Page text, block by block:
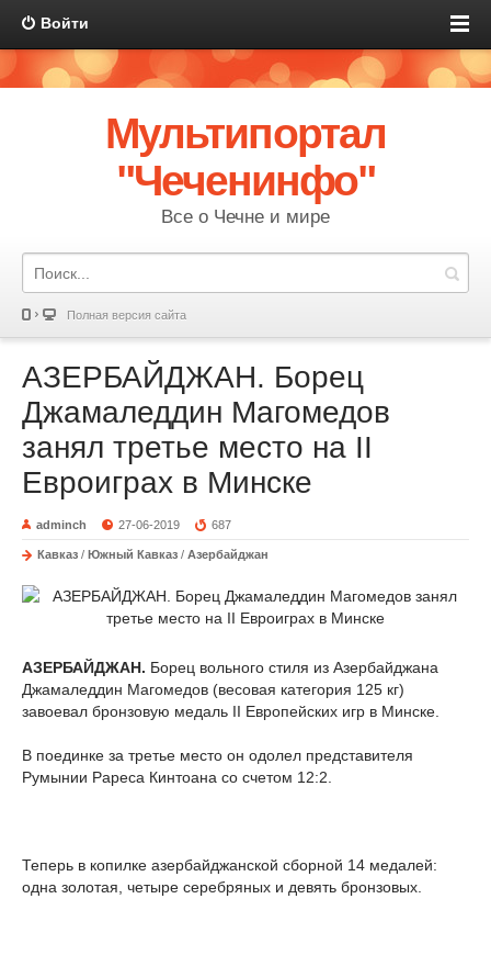
Войти
Мультипортал
"Чеченинфо"
Все о Чечне и мире
Полная версия сайта
АЗЕРБАЙДЖАН. Борец
Джамаледдин Магомедов
занял третье место на II
Евроиграх в Минске
adminch 27-06-2019 687
Кавказ / Южный Кавказ / Азербайджан
АЗЕРБАЙДЖАН. Борец вольного стиля из Азербайджана
Джамаледдин Магомедов (весовая категория 125 кг)
завоевал бронзовую медаль II Европейских игр в Минске.
В поединке за третье место он одолел представителя
Румынии Рареса Кинтоана со счетом 12:2.
Теперь в копилке азербайджанской сборной 14 медалей:
одна золотая, четыре серебряных и девять бронзовых.